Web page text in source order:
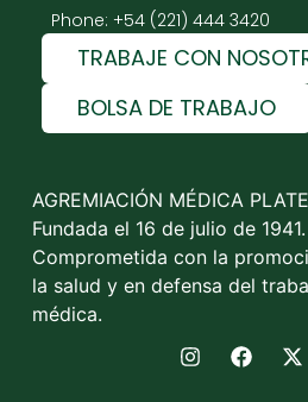
AGREMIACIÓN MÉDICA
Fundada el 16 de julio de 1941.
Comprometida con la
la salud y en defensa del
médica.
Phone: +54 (221) 444 3420
TRABAJE CON
BOLSA DE TRABAJO